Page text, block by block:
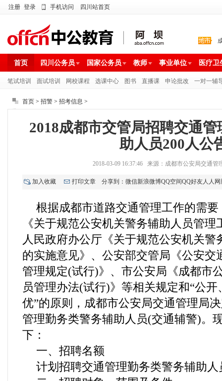
注册 登录 手机访问 四川站首页
首页 四川公务员 国家公务员 教师 事业单位 医疗卫
笔试培训 面试培训 网校课程 选课中心 图书 直播课 申论批改 一对一辅
首页 > 招警 > 招考信息 >
2018成都市交管局招聘交通
助人员200人公
2018-03-09 16:37:46 来源：成都市公安局交通
加入收藏 打印文章 分享到： 微信新浪微博QQ空间QQ好友人人网
根据成都市道路交通管理工作的需
《关于规范公安机关警务辅助人员管
人民政府办公厅《关于规范公安机关警
的实施意见》、公安部交管局《公安交
管理规定(试行)》、市公安局《成都市
员管理办法(试行)》等相关规定和“公
优”的原则，成都市公安局交通管理局
管理勤务类警务辅助人员(交通辅警)。
下：
一、招聘名额
计划招聘交通管理勤务类警务辅助